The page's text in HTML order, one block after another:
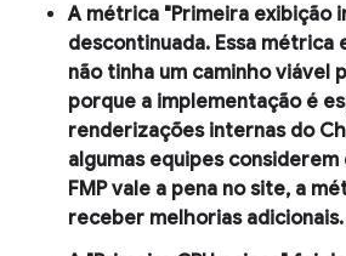
A métrica "Primeira exibição
descontinuada. Essa métrica
não tinha um caminho viável
porque a implementação é
renderizações internas do
algumas equipes
FMP vale a pena no site, a
receber melhorias adicionais.